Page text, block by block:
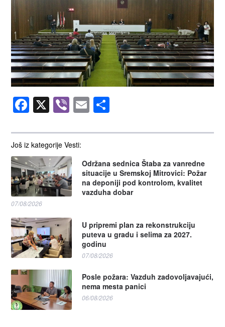
Još iz kategorije Vesti:
Održana sednica Štaba za vanredne
situacije u Sremskoj Mitrovici: Požar
na deponiji pod kontrolom, kvalitet
vazduha dobar
07/08/2026
U pripremi plan za rekonstrukciju
puteva u gradu i selima za 2027.
godinu
07/08/2026
Posle požara: Vazduh zadovoljavajući,
nema mesta panici
06/08/2026
Facebook
X ViberEmail